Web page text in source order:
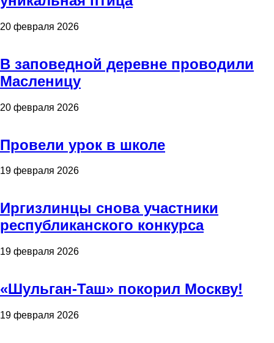
20 февраля 2026
В заповедной деревне проводили
Масленицу
20 февраля 2026
Провели урок в школе
19 февраля 2026
Иргизлинцы снова участники
республиканского конкурса
19 февраля 2026
«Шульган-Таш» покорил Москву!
19 февраля 2026